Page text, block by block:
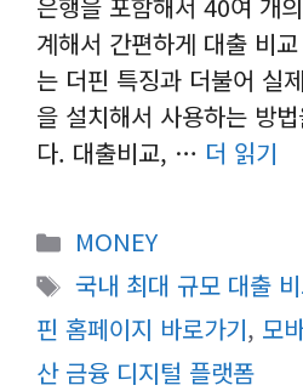
계해서 간편하게 대출 비
는 더핀 특징과 더불어 실
을 설치해서 사용하는 방
다. 대출비교, … 더 읽기
카
테
고
리
MONEY
태
그
국내 최대 규모 대출
핀 홈페이지 바로가기, 모
산 금융 디지털 플랫폼